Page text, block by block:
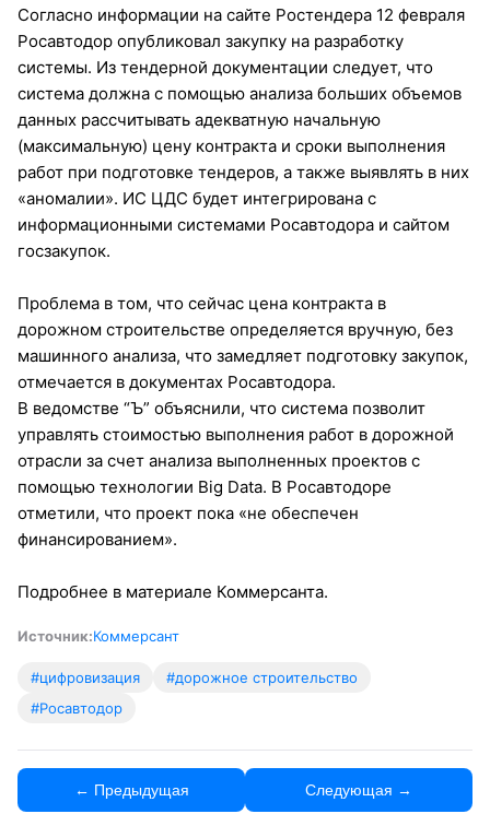
Согласно информации на сайте Ростендера 12 февраля
Росавтодор опубликовал закупку на разработку
системы. Из тендерной документации следует, что
система должна с помощью анализа больших объемов
данных рассчитывать адекватную начальную
(максимальную) цену контракта и сроки выполнения
работ при подготовке тендеров, а также выявлять в них
«аномалии». ИС ЦДС будет интегрирована с
информационными системами Росавтодора и сайтом
госзакупок.
Проблема в том, что сейчас цена контракта в
дорожном строительстве определяется вручную, без
машинного анализа, что замедляет подготовку закупок,
отмечается в документах Росавтодора.
В ведомстве “Ъ” объяснили, что система позволит
управлять стоимостью выполнения работ в дорожной
отрасли за счет анализа выполненных проектов с
помощью технологии Big Data. В Росавтодоре
отметили, что проект пока «не обеспечен
финансированием».
Подробнее в материале Коммерсанта.
Источник:Коммерсант
#цифровизация
#дорожное строительство
#Росавтодор
← Предыдущая Следующая →